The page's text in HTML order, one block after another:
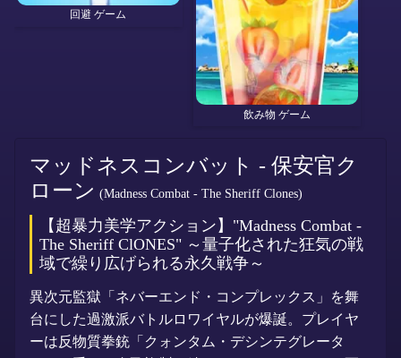
回避 ゲーム
飲み物 ゲーム
マッドネスコンバット - 保安官ク
ローン (Madness Combat - The Sheriff Clones)
【超暴力美学アクション】"Madness Combat -
The Sheriff ClONES" ～量子化された狂気の戦
域で繰り広げられる永久戦争～
異次元監獄「ネバーエンド・コンプレックス」を舞
台にした過激派バトルロワイヤルが爆誕。プレイヤ
ーは反物質拳銃「クォンタム・デシンテグレータ